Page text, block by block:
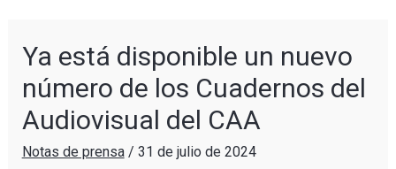
Ya está disponible un nuevo
número de los Cuadernos del
Audiovisual del CAA
Notas de prensa/ 31 de julio de 2024